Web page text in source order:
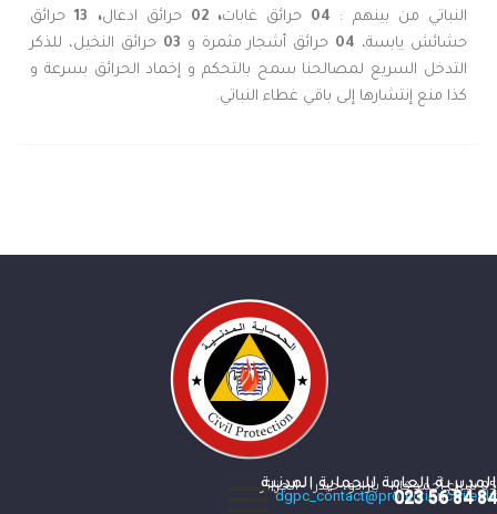
النباتي من بينهم : 04 حرائق غابات، 02 حرائق ادغال، 13
حرائق
حشائش يابسة، 04 حرائق أشجار مثمرة و 03 حرائق النخيل، للذكر
التدخل السريع لمصالحنا سمح بالتحكم و إخماد الحرائق بسرعة و
كذا منع إنتشارها إلى باقي غطاء النباتي.
المديرية العامة للحماية المدنية
05 شارع أحمد كارا - بارادو، حيدرا - الجزائر
dgpc_contact@protectioncivile.dz
84 84 56 023
84 84 56 023